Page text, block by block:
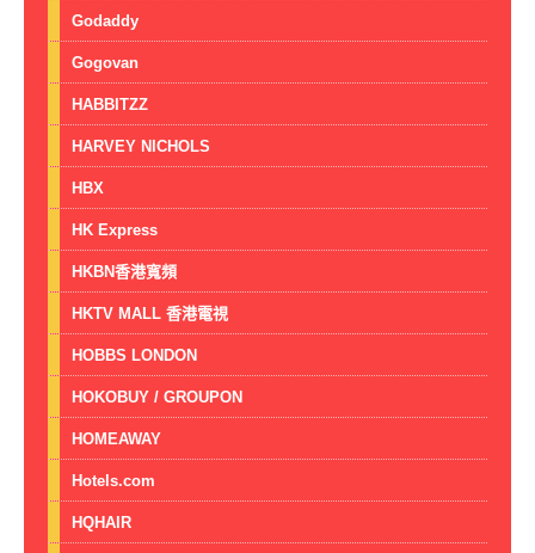
Godaddy
Gogovan
HABBITZZ
HARVEY NICHOLS
HBX
HK Express
HKBN香港寬頻
HKTV MALL 香港電視
HOBBS LONDON
HOKOBUY / GROUPON
HOMEAWAY
Hotels.com
HQHAIR